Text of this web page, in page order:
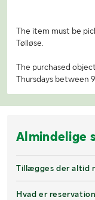
The item must be
Tølløse.
The purchased
Thursdays between
Almindelige
Tillægges der altid
Hvad er